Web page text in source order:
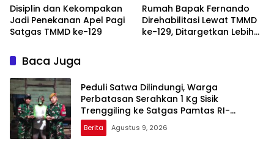
Disiplin dan Kekompakan
Jadi Penekanan Apel Pagi
Satgas TMMD ke-129
Rumah Bapak Fernando
Direhabilitasi Lewat TMMD
ke-129, Ditargetkan Lebih
Baca Juga
Peduli Satwa Dilindungi, Warga
Perbatasan Serahkan 1 Kg Sisik
Trenggiling ke Satgas Pamtas RI-
Malaysia Yonarmed 19/Bogani
Berita Agustus 9, 2026